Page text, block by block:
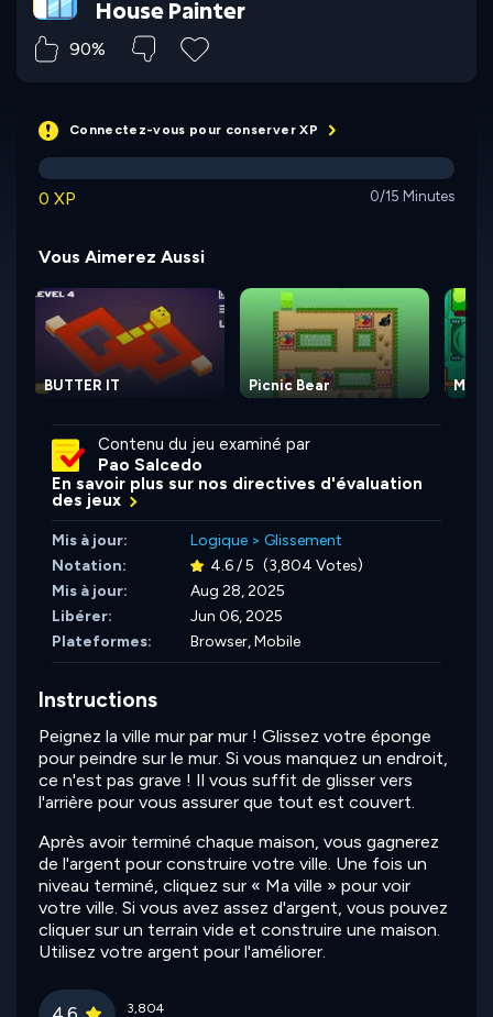
House Painter
90%
Connectez-vous pour conserver XP
0 XP 0/15 Minutes
Vous Aimerez Aussi
BUTTER IT Picnic Bear Mow
Contenu du jeu examiné par
Pao Salcedo
En savoir plus sur nos directives d'évaluation
des jeux
Mis à jour: Logique > Glissement
Notation:
4.6 / 5 (3,804 Votes)
Mis à jour:
Aug 28, 2025
Libérer:
Jun 06, 2025
Plateformes:
Browser, Mobile
Instructions
Peignez la ville mur par mur ! Glissez votre éponge
pour peindre sur le mur. Si vous manquez un endroit,
ce n'est pas grave ! Il vous suffit de glisser vers
l'arrière pour vous assurer que tout est couvert.
Après avoir terminé chaque maison, vous gagnerez
de l'argent pour construire votre ville. Une fois un
niveau terminé, cliquez sur « Ma ville » pour voir
votre ville. Si vous avez assez d'argent, vous pouvez
cliquer sur un terrain vide et construire une maison.
Utilisez votre argent pour l'améliorer.
3,804